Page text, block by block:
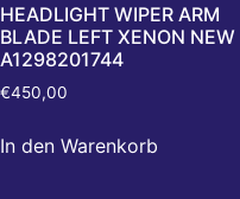
HEADLIGHT WIPER ARM
BLADE LEFT XENON NEW
A1298201744
€450,00
In den Warenkorb